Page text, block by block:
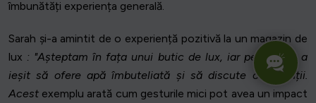
îmbunătăți experiența generală.
Sarah și-a amintit de o experiență pozitivă la un magazin de
lux : "Așteptam în fața unui butic de lux, iar personalul a
ieșit să ofere apă îmbuteliată și să discute cu clienții.
Acest exemplu arată cum gesturile mici pot avea un impact